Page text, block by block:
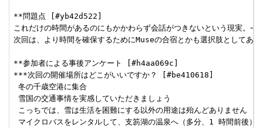
**問題点 [#yb42d522]
これだけの時間があるのにもかかわらず会話がつきないという現実。~
次回は、より時間を確保するためにMuseの合宿とかも選択肢としてある
**参加者による事後アンケート [#h4aa069c]
***次回の開催場所はどこがいいですか？ [#be410618]
冬の千歳空港に集合
雪国の交通事情を実感していただきましょう
こっちでは、雪は生活を困難にする以外の用途は殆んどありません
マイクロバスをレンタルして、支笏湖の温泉へ（多分、1 時間前後）